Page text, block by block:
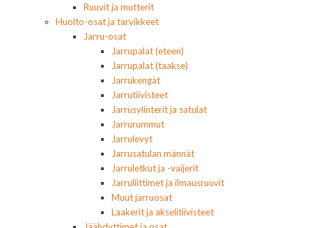
Ruuvit ja mutterit
Huolto-osat ja tarvikkeet
Jarru-osat
Jarrupalat (eteen)
Jarrupalat (taakse)
Jarrukengät
Jarrutiivisteet
Jarrusylinterit ja satulat
Jarrurummut
Jarrulevyt
Jarrusatulan männät
Jarruletkut ja -vaijerit
Jarruliittimet ja ilmausruuvit
Muut jarruosat
Laakerit ja akselitiivisteet